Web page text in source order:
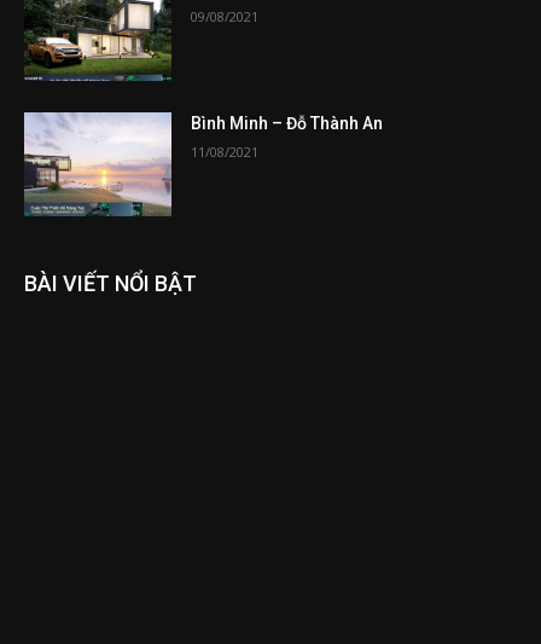
09/08/2021
Bình Minh – Đỗ Thành An
11/08/2021
BÀI VIẾT NỔI BẬT